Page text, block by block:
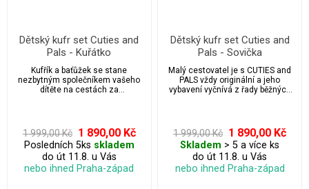
Dětský kufr set Cuties and
Pals - Kuřátko
Kufřík a baťůžek se stane
nezbytným společníkem vašeho
dítěte na cestách za
1 999,00 Kč 1 890,00 Kč
Posledních 5ks skladem
do út 11.8. u Vás
nebo ihned Praha-západ
Dětský kufr set Cuties and
Pals - Sovička
Malý cestovatel je s CUTIES and
PALS vždy originální a jeho
vybavení vyčnívá z řady běžných
1 999,00 Kč 1 890,00 Kč
Skladem > 5 a více ks
do út 11.8. u Vás
nebo ihned Praha-západ